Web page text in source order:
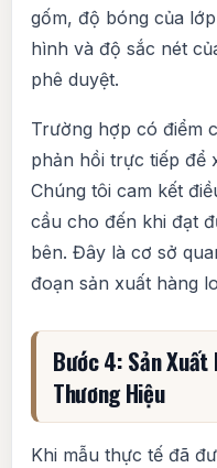
gốm, độ bóng của
hình và độ sắc nét
phê duyệt.
Trường hợp có điểm
phản hồi trực tiếp để
Chúng tôi cam kết
cầu cho đến khi đạt
bên. Đây là cơ sở
đoạn sản xuất hàng
Bước 4: Sản Xuất
Thương Hiệu
Khi mẫu thực tế đã